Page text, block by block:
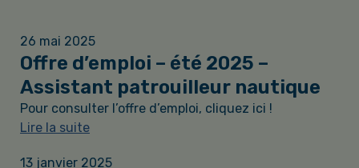
26 mai 2025
Offre d’emploi – été 2025 –
Assistant patrouilleur nautique
Pour consulter l’offre d’emploi, cliquez ici !
Lire la suite
13 janvier 2025